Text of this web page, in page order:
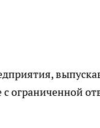
ограниченной